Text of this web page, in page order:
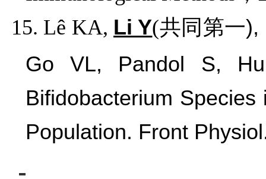
15. Lê KA, Li Y(共同第一),
Go VL, Pandol S,
Bifidobacterium
Population. Front